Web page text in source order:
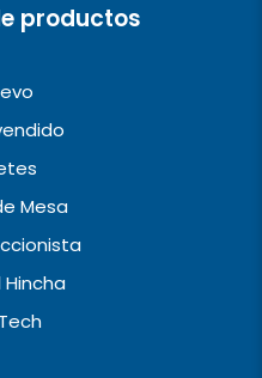
productos
Mesa